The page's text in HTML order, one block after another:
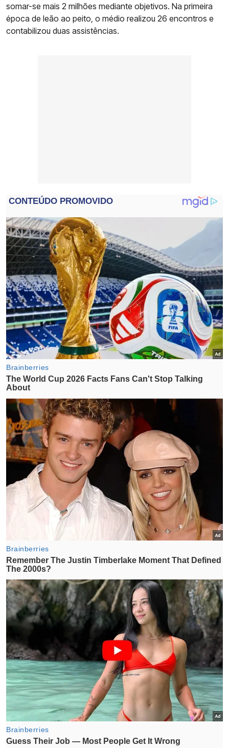
somar-se mais 2 milhões mediante objetivos. Na primeira
época de leão ao peito, o médio realizou 26 encontros e
contabilizou duas assistências.